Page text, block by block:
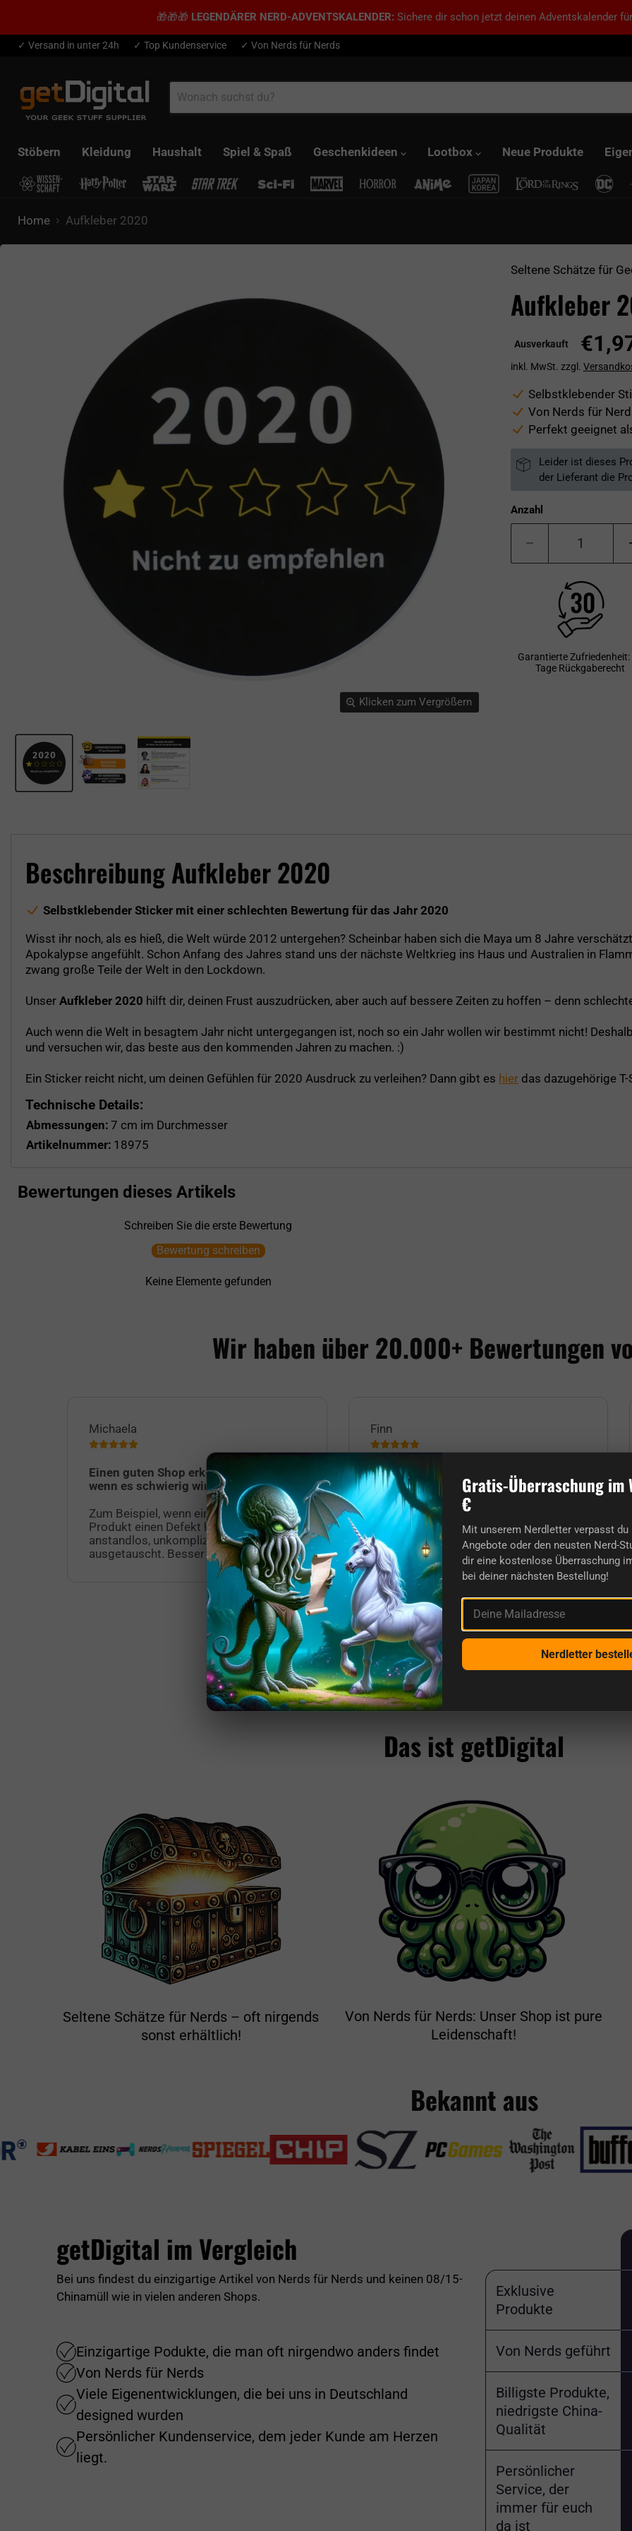
🎁🎁🎁 LEGENDÄRER NERD-ADVENTSKALENDER: Sichere dir schon jetzt deinen Adventskalender
✓ Versand in unter 24h ✓ Top Kundenservice ✓ Von Nerds für Nerds
Stöbern Kleidung Haushalt Spiel & Spaß Geschenkideen Lootbox Neue Produkte
Home Aufkleber 2020
Klicken zum Vergrößern
Seltene Schätze für
Aufkleber
Ausverkauft
inkl. MwSt. zzgl.
Selbstklebender
Von Nerds für
Perfekt geeignet
Leider ist dieses
der Lieferant die
Anzahl
Garantierte Zufriedenheit:
Tage Rückgaberecht
Beschreibung Aufkleber 2020
Selbstklebender Sticker mit einer schlechten Bewertung für das Jahr 2020
Wisst ihr noch, als es hieß, die Welt würde 2012 untergehen? Scheinbar haben sich die Maya um 8 Jahre
Apokalypse angefühlt. Schon Anfang des Jahres stand uns der nächste Weltkrieg ins Haus und Australien in
zwang große Teile der Welt in den Lockdown.
Unser Aufkleber 2020 hilft dir, deinen Frust auszudrücken, aber auch auf bessere Zeiten zu hoffen – denn
Auch wenn die Welt in besagtem Jahr nicht untergegangen ist, noch so ein Jahr wollen wir bestimmt nicht!
und versuchen wir, das beste aus den kommenden Jahren zu machen. :)
Ein Sticker reicht nicht, um deinen Gefühlen für 2020 Ausdruck zu verleihen? Dann gibt es hier das dazugehörige
Technische Details:
Abmessungen: 7 cm im Durchmesser
Artikelnummer: 18975
Bewertungen dieses Artikels
Schreiben Sie die erste Bewertung
Bewertung schreiben
Keine Elemente gefunden
Wir haben über 20.000+ Bewertungen
Michaela
Einen guten Shop erkennt man erst,
wenn es schwierig wird.
Zum Beispiel, wenn eine geliefertes
Produkt einen Defekt hat. Dieses wurde
anstandlos, unkompliziert und schnell
ausgetauscht. Besser geht es nicht!
Finn
Bester Nerd-Shop, den ich kenne.
Die Bestellung und die Lieferung kamen
trotz Weihnachtsgeschäft ultra
rechtzeitig an! Vielen Dank an alle und
auch für euch Nerds, Frohe Weihnachten!
:)
Noch mehr Bewertungen von uns und Quellenangaben
Das ist getDigital
Seltene Schätze für Nerds – oft nirgends
sonst erhältlich!
Von Nerds für Nerds: Unser Shop ist pure
Leidenschaft!
Bekannt aus
getDigital im Vergleich
Bei uns findest du einzigartige Artikel von Nerds für Nerds und keinen 08/15-
Chinamüll wie in vielen anderen Shops.
Einzigartige Podukte, die man oft nirgendwo anders findet
Von Nerds für Nerds
Viele Eigenentwicklungen, die bei uns in Deutschland
designed wurden
Persönlicher Kundenservice, dem jeder Kunde am Herzen
liegt.
Exklusive
Produkte
Von Nerds geführt
Billigste Produkte,
niedrigste China-
Qualität
Persönlicher
Service, der
immer für euch
da ist
Gratis-Überraschung im
€
Mit unserem Nerdletter verpasst
Angebote oder den neusten Nerd-
dir eine kostenlose Überraschung
bei deiner nächsten Bestellung!
Deine Mailadresse
Nerdletter